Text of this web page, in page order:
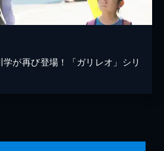
が再び登場！「ガリレオ」シリ